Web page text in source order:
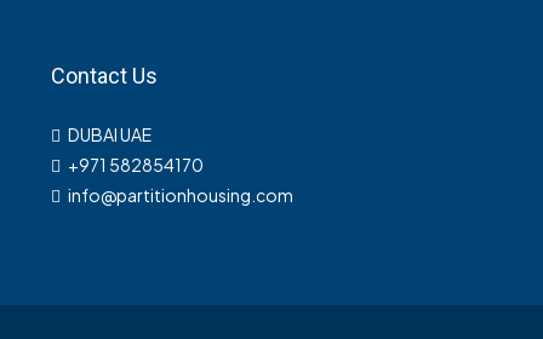
Contact Us
DUBAI UAE
+971 582854170
info@partitionhousing.com